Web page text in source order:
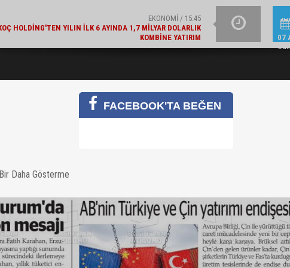
07
KOMBINE YATIRIM
GÜNCEL / 15:21
AMBALAJLI SU ÜRETICILERI DERNEĞI'NDEN 2030 UYARISI
YAZIN IŞILTISINI
FACEBOOK'TA BEĞEN
Bir Daha Gösterme